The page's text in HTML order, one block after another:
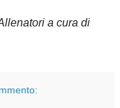
a cura di